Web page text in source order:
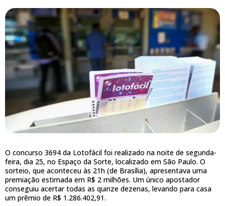
O concurso 3694 da Lotofácil foi realizado na noite de segunda-
feira, dia 25, no Espaço da Sorte, localizado em São Paulo. O
sorteio, que aconteceu às 21h (de Brasília), apresentava uma
premiação estimada em R$ 2 milhões. Um único apostador
conseguiu acertar todas as quinze dezenas, levando para casa
um prêmio de R$ 1.286.402,91.